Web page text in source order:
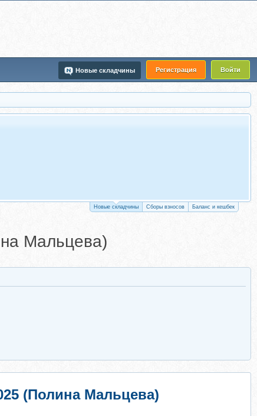
Регистрация Войти
Новые складчины
Новые складчины Сборы взносов Баланс и кешбек
Мальцева)
(Полина Мальцева)